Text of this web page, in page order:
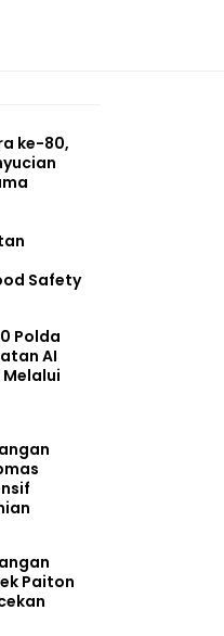
ke-80,
Safety
Polda
AI
Paiton